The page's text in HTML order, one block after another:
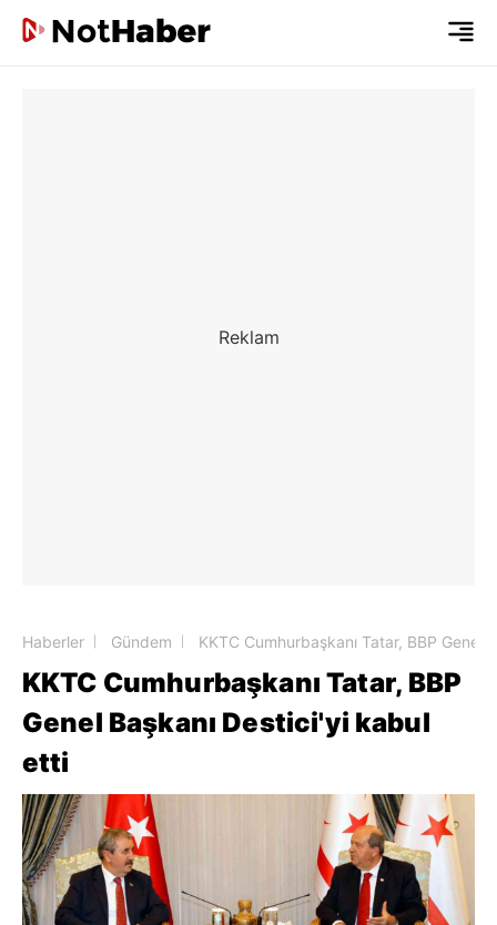
Haberler Gündem KKTC Cumhurbaşkanı Tatar, BBP Genel
KKTC Cumhurbaşkanı Tatar, BBP
Genel Başkanı Destici'yi kabul
etti